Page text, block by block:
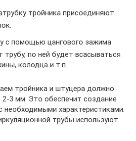
тройника присоединяют
с помощью цангового зажима
трубу, по ней будет всасываться
колодца и т.п.
тройника и штуцера должно
2-3 мм. Это обеспечит создание
необходимыми характеристиками.
трубы используют